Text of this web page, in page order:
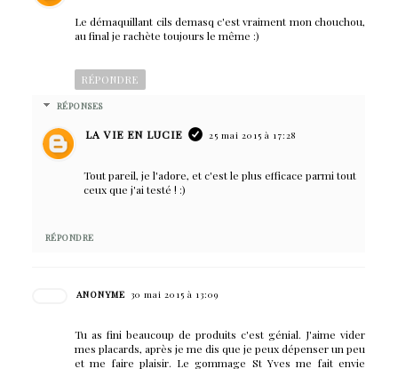
Le démaquillant cils demasq c'est vraiment mon chouchou,
au final je rachète toujours le même :)
RÉPONDRE
RÉPONSES
LA VIE EN LUCIE 25 mai 2015 à 17:28
Tout pareil, je l'adore, et c'est le plus efficace parmi tout
ceux que j'ai testé ! :)
RÉPONDRE
ANONYME 30 mai 2015 à 13:09
Tu as fini beaucoup de produits c'est génial. J'aime vider
mes placards, après je me dis que je peux dépenser un peu
et me faire plaisir. Le gommage St Yves me fait envie